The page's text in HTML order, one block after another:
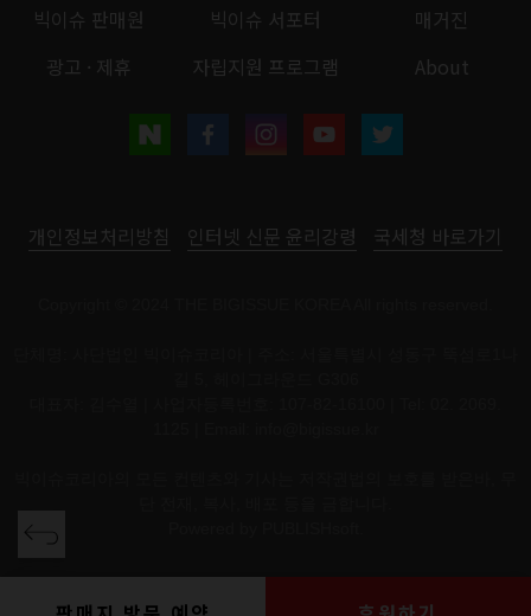
빅이슈 판매원 빅이슈 서포터
매거진
광고 · 제휴
자립지원 프로그램 About
개인정보처리방침 인터넷 신문 윤리강령 국세청 바로가기